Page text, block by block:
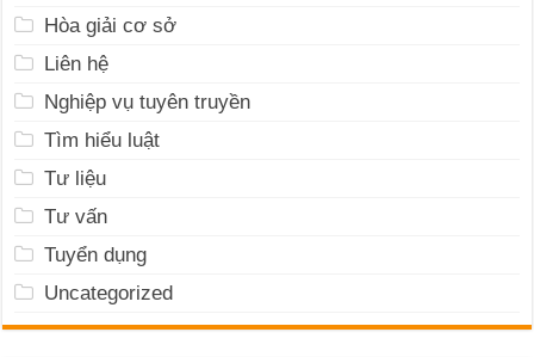
Hòa giải cơ sở
Liên hệ
Nghiệp vụ tuyên truyền
Tìm hiểu luật
Tư liệu
Tư vấn
Tuyển dụng
Uncategorized